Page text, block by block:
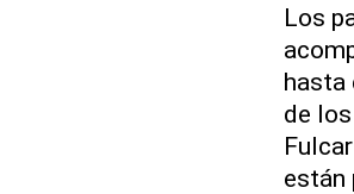
Los
hasta
de
están